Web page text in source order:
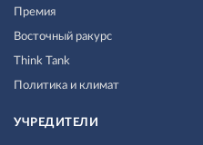
Премия
Восточный ракурс
Think Tank
Политика и климат
УЧРЕДИТЕЛИ